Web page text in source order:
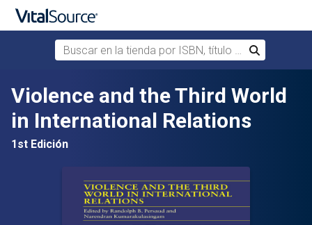
Saltar al contenido principal
Buscar en la tienda por ISBN, título o autor
Buscar
Violence and the Third World
in International Relations
1st Edición